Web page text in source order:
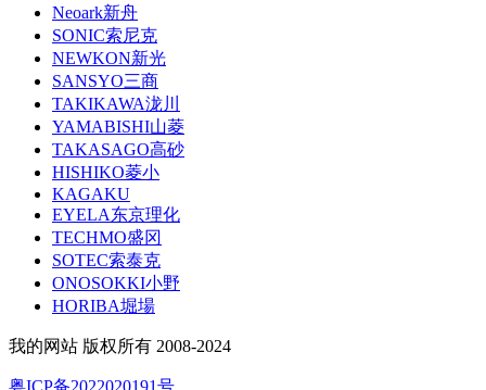
Neoark新舟
SONIC索尼克
NEWKON新光
SANSYO三商
TAKIKAWA泷川
YAMABISHI山菱
TAKASAGO高砂
HISHIKO菱小
KAGAKU
EYELA东京理化
TECHMO盛冈
SOTEC索泰克
ONOSOKKI小野
HORIBA堀場
我的网站 版权所有 2008-2024
粤ICP备2022020191号